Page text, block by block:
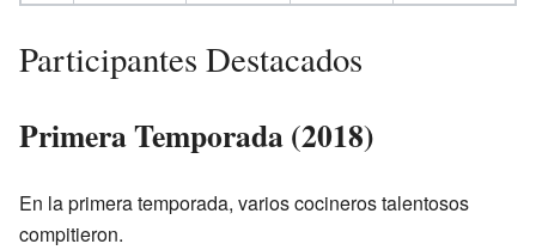
Participantes Destacados
Primera Temporada (2018)
En la primera temporada, varios cocineros talentosos
compitieron.